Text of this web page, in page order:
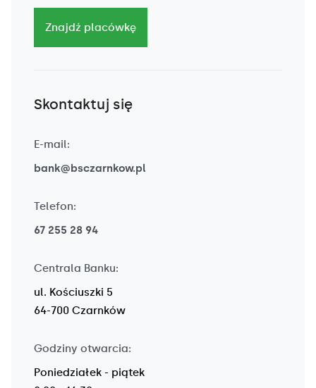
Znajdź placówkę
Skontaktuj się
E-mail:
bank@bsczarnkow.pl
Telefon:
67 255 28 94
Centrala Banku:
ul. Kościuszki 5
64-700 Czarnków
Godziny otwarcia:
Poniedziałek - piątek